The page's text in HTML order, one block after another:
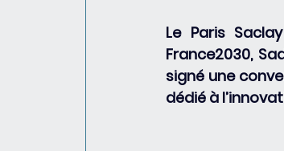
Le Paris
France2030,
signé une
dédié à